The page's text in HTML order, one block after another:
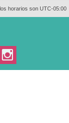
horarios son UTC-05:00